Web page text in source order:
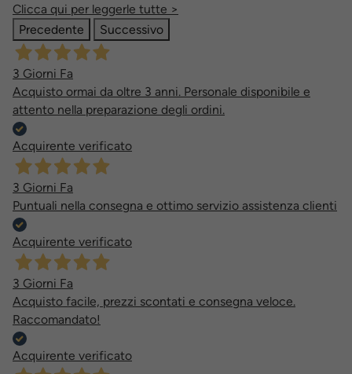
Clicca qui per leggerle tutte >
Precedente
Successivo
3 Giorni Fa
Acquisto ormai da oltre 3 anni. Personale disponibile e
attento nella preparazione degli ordini.
Acquirente verificato
3 Giorni Fa
Puntuali nella consegna e ottimo servizio assistenza clienti
Acquirente verificato
3 Giorni Fa
Acquisto facile, prezzi scontati e consegna veloce.
Raccomandato!
Acquirente verificato